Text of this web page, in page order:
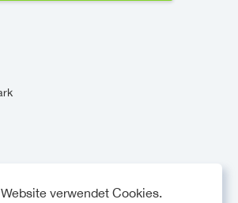
verwendet Cookies.